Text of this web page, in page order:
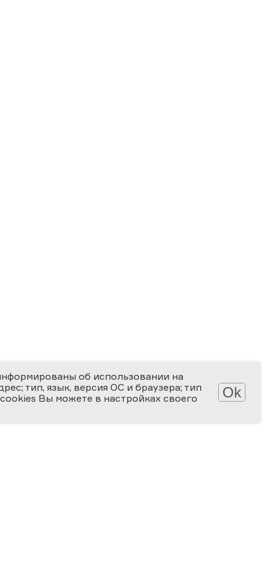
об использовании на
тип, язык, версия ОС и браузера; тип
Вы можете в настройках своего
Ok